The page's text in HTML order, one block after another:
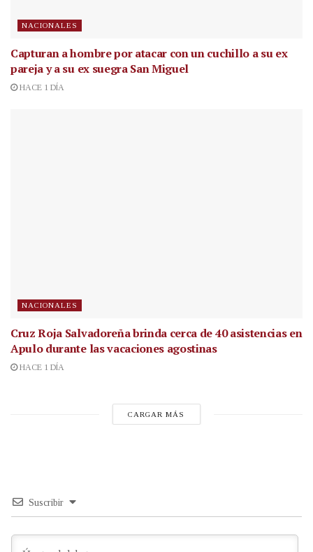
NACIONALES
Capturan a hombre por atacar con un cuchillo a su ex
pareja y a su ex suegra San Miguel
HACE 1 DÍA
NACIONALES
Cruz Roja Salvadoreña brinda cerca de 40 asistencias en
Apulo durante las vacaciones agostinas
HACE 1 DÍA
CARGAR MÁS
Suscribir